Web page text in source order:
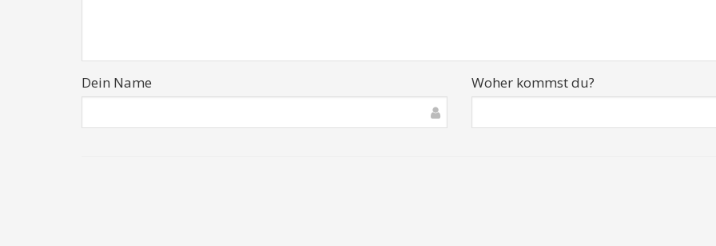
Dein Name Woher kommst du?